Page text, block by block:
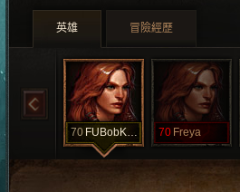
英雄 冒險經歷
70 FUBobKotick 70 Freya